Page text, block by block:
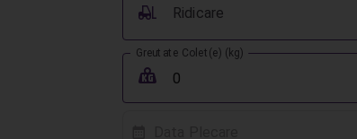
Ridicare
󰟉
Greutate Colet(e) (kg)
󰖢